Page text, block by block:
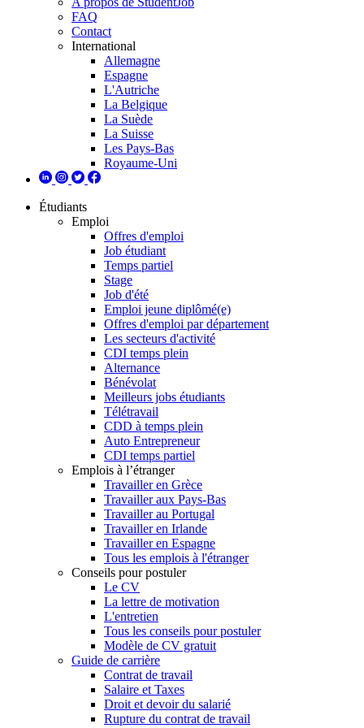
FAQ
Contact
International
Allemagne
Espagne
L'Autriche
La Belgique
La Suède
La Suisse
Les Pays-Bas
Royaume-Uni
Étudiants
Emploi
Offres d'emploi
Job étudiant
Temps partiel
Stage
Job d'été
Emploi jeune diplômé(e)
Offres d'emploi par département
Les secteurs d'activité
CDI temps plein
Alternance
Bénévolat
Meilleurs jobs étudiants
Télétravail
CDD à temps plein
Auto Entrepreneur
CDI temps partiel
Emplois à l’étranger
Travailler en Grèce
Travailler aux Pays-Bas
Travailler au Portugal
Travailler en Irlande
Travailler en Espagne
Tous les emplois à l'étranger
Conseils pour postuler
Le CV
La lettre de motivation
L'entretien
Tous les conseils pour postuler
Modèle de CV gratuit
Guide de carrière
Contrat de travail
Salaire et Taxes
Droit et devoir du salarié
Rupture du contrat de travail